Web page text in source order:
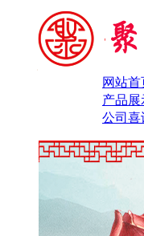
网站首
产品展
公司喜